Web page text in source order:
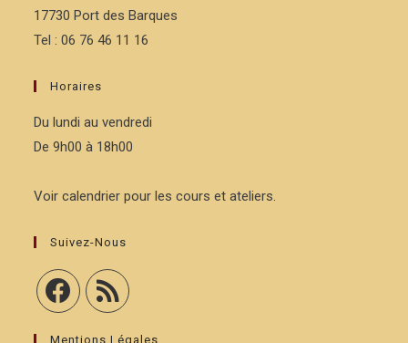
17730 Port des Barques
Tel : 06 76 46 11 16
Horaires
Du lundi au vendredi
De 9h00 à 18h00
Voir calendrier pour les cours et ateliers.
Suivez-Nous
Mentions Légales